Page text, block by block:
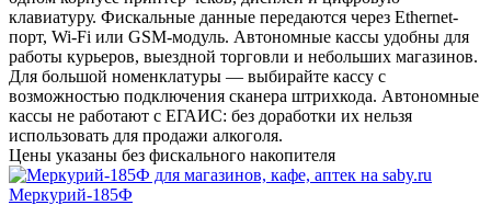
клавиатуру. Фискальные данные передаются через Ethernet-
порт, Wi-Fi или GSM-модуль. Автономные кассы удобны для
работы курьеров, выездной торговли и небольших магазинов.
Для большой номенклатуры — выбирайте кассу с
возможностью подключения сканера штрихкода. Автономные
кассы не работают с ЕГАИС: без доработки их нельзя
использовать для продажи алкоголя.
Цены указаны без фискального накопителя
Меркурий-185Ф